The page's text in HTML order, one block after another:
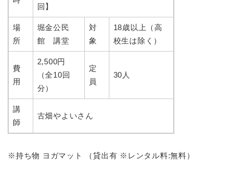
回】
場
所
堀金公民
館 講堂
対
象
18歳以上（高
校生は除く）
費
用
2,500円
（全10回
分）
定
員
30人
講
師
古畑やよいさん
※持ち物 ヨガマット （貸出有 ※レンタル料:無料）